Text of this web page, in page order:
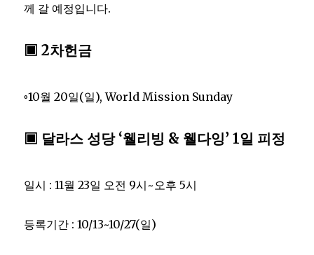
께 갈 예정입니다.
▣ 2차헌금
◦10월 20일(일), World Mission Sunday
▣ 달라스 성당 ‘웰리빙 & 웰다잉’ 1일 피정
일시 : 11월 23일 오전 9시~오후 5시
등록기간 : 10/13~10/27(일)